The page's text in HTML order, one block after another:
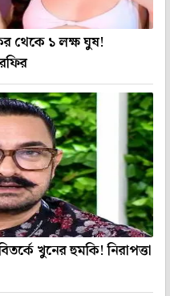
থেকে ১ লক্ষ ঘুষ!
খুনের হুমকি! নিরাপত্তা